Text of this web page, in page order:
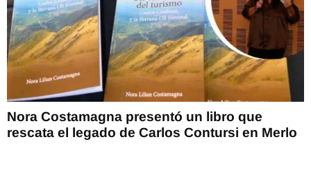
Nora Costamagna presentó un libro que
rescata el legado de Carlos Contursi en Merlo